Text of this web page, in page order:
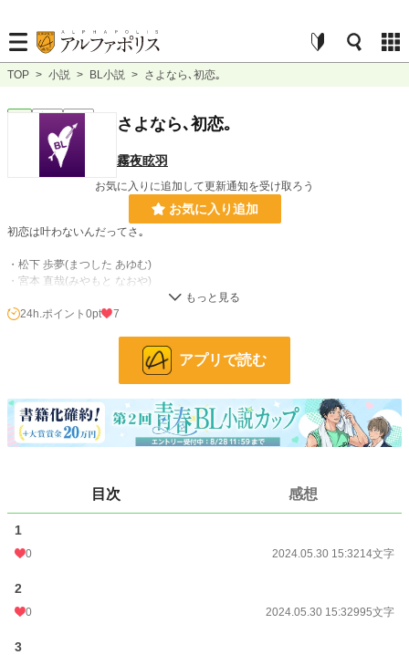
TOP > 小説 > BL小説 > さよなら､初恋｡
完結 短編 さよなら､初恋｡
霧夜眩羽
お気に入りに追加して更新通知を受け取ろう
お気に入り追加
初恋は叶わないんだってさ｡
・松下 歩夢(まつした あゆむ)
・宮本 直哉(みやもと なおや)
小説 228,568 位 / 228,568 件
31,382 位 / 31,382 件
24h.ポイント 0 pt
文字数 4,533
初回公開日時 2024.05.30 15:31
月間ポイント
年間ポイント
24h.ポイント 0pt 7
アプリで読む
目次 感想
1
0 2024.05.30 15:3214文字
2
0 2024.05.30 15:32995文字
3